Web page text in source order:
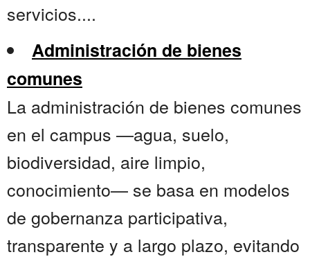
servicios....
Administración de bienes
comunes
La administración de bienes comunes
en el campus —agua, suelo,
biodiversidad, aire limpio,
conocimiento— se basa en modelos
de gobernanza participativa,
transparente y a largo plazo, evitando